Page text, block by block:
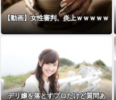
【動画】女性審判、炎上ｗｗｗｗｗ
デリ嬢を落とすプロだけど質問あ